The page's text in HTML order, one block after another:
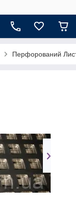
Перфорований